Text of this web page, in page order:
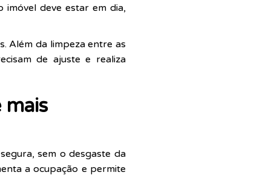
imóvel deve estar em dia,
Além da limpeza entre as
de ajuste e realiza
sem o desgaste da
a ocupação e permite